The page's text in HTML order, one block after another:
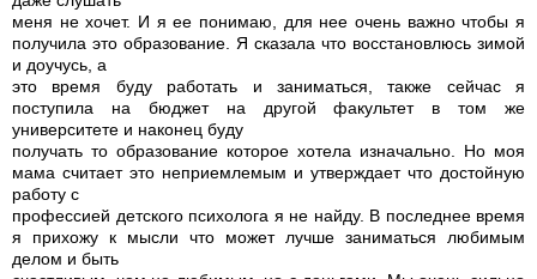
меня не хочет. И я ее понимаю, для нее очень важно чтобы я
получила это образование. Я сказала что восстановлюсь зимой
и доучусь, а
это время буду работать и заниматься, также сейчас я
поступила на бюджет на другой факультет в том же
университете и наконец буду
получать то образование которое хотела изначально. Но моя
мама считает это неприемлемым и утверждает что достойную
работу с
профессией детского психолога я не найду. В последнее время
я прихожу к мысли что может лучше заниматься любимым
делом и быть